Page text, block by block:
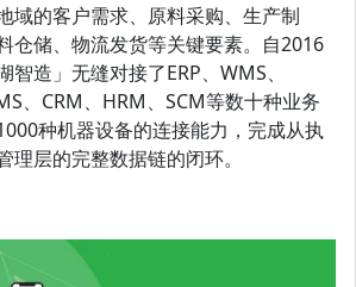
域的客户需求、原料采购、生产制
仓储、物流发货等关键要素。自2016
造」无缝对接了ERP、WMS、
、CRM、HRM、SCM等数十种业务
种机器设备的连接能力，完成从执
理层的完整数据链的闭环。